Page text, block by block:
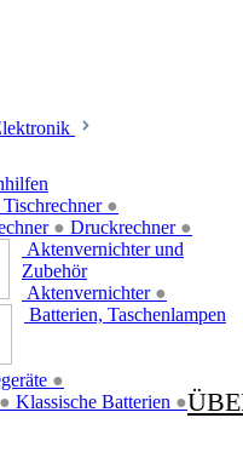
Tischrechner ●
● Druckrechner ●
Aktenvernichter und
Zubehör
Aktenvernichter ●
Batterien, Taschenlampen
●
● Klassische Batterien ●